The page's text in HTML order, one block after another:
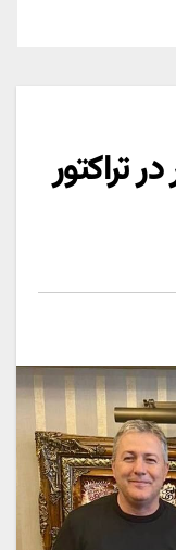
تراکتور